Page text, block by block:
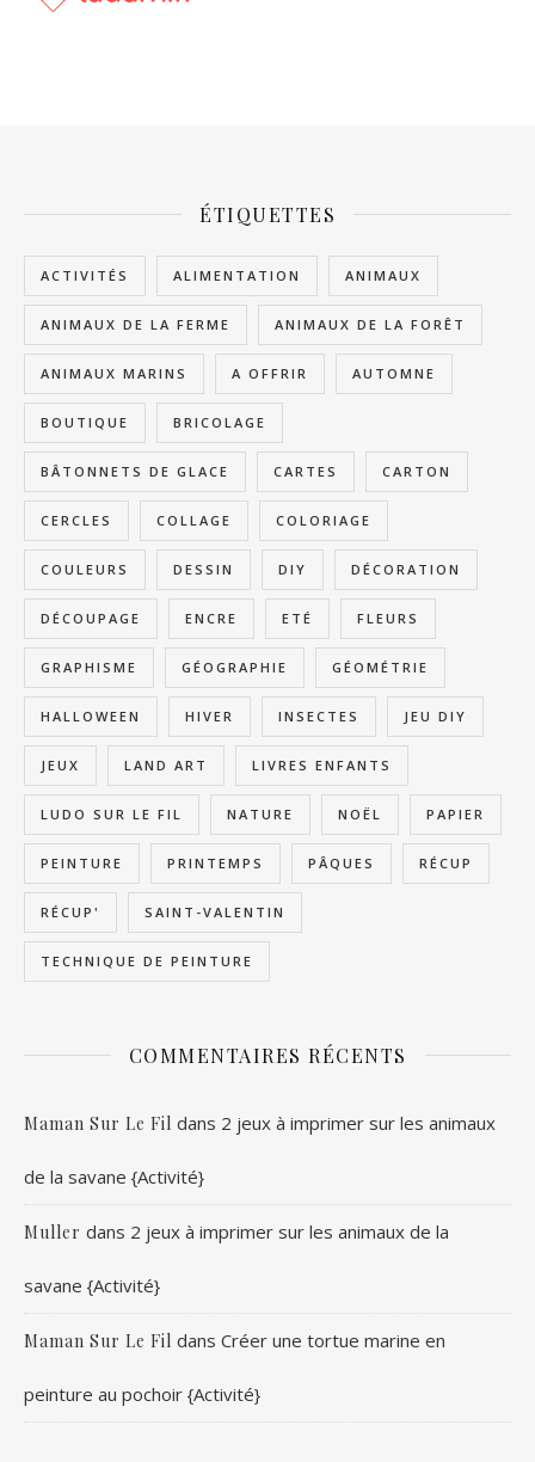
ÉTIQUETTES
ACTIVITÉS ALIMENTATION ANIMAUX
ANIMAUX DE LA FERME ANIMAUX DE LA FORÊT
ANIMAUX MARINS A OFFRIR AUTOMNE
BOUTIQUE BRICOLAGE
BÂTONNETS DE GLACE CARTES CARTON
CERCLES COLLAGE COLORIAGE
COULEURS DESSIN DIY DÉCORATION
DÉCOUPAGE ENCRE ETÉ FLEURS
GRAPHISME GÉOGRAPHIE GÉOMÉTRIE
HALLOWEEN HIVER INSECTES JEU DIY
JEUX LAND ART LIVRES ENFANTS
LUDO SUR LE FIL NATURE NOËL PAPIER
PEINTURE PRINTEMPS PÂQUES RÉCUP
RÉCUP' SAINT-VALENTIN
TECHNIQUE DE PEINTURE
COMMENTAIRES RÉCENTS
Maman Sur Le Fil dans 2 jeux à imprimer sur les animaux
de la savane {Activité}
Muller dans 2 jeux à imprimer sur les animaux de la
savane {Activité}
Maman Sur Le Fil dans Créer une tortue marine en
peinture au pochoir {Activité}